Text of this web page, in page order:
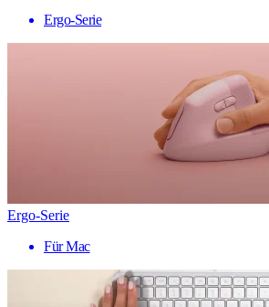
Ergo-Serie
Ergo-Serie
Für Mac